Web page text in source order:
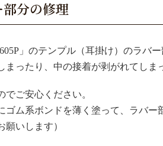
分の修理
」のテンプル（耳掛け）のラバ
まったり、中の接着が剥がれてし
ご安心ください。
ゴム系ボンドを薄く塗って、ラバ
いします）